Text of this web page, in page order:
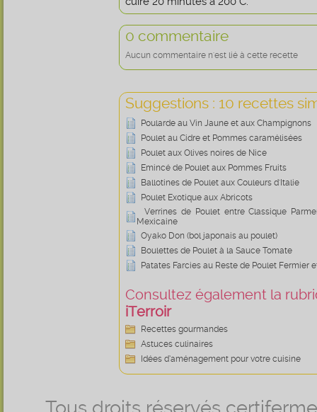
0 commentaire
Aucun commentaire n'est lié à cette recette
Suggestions : 10 recettes
Poularde au Vin Jaune et aux Champignons
Poulet au Cidre et Pommes caramélisées
Poulet aux Olives noires de Nice
Emincé de Poulet aux Pommes Fruits
Ballotines de Poulet aux Couleurs d'Italie
Poulet Exotique aux Abricots
Verrines de Poulet entre Classique
Mexicaine
Oyako Don (bol japonais au poulet)
Boulettes de Poulet à la Sauce Tomate
Patates Farcies au Reste de Poulet Fermier
Consultez également la
iTerroir
Recettes gourmandes
Astuces culinaires
Idées d’aménagement pour votre cuisine